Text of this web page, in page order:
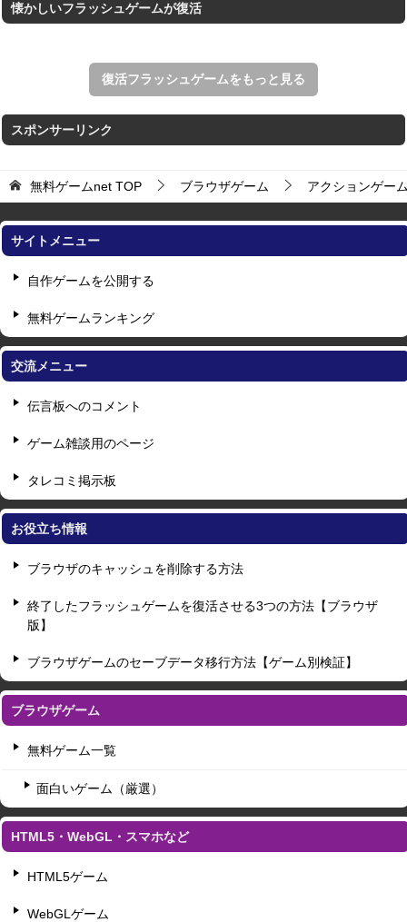
懐かしいフラッシュゲームが復活
復活フラッシュゲームをもっと見る
スポンサーリンク
無料ゲームnet TOP ブラウザゲーム アクションゲー
サイトメニュー
自作ゲームを公開する
無料ゲームランキング
交流メニュー
伝言板へのコメント
ゲーム雑談用のページ
タレコミ掲示板
お役立ち情報
ブラウザのキャッシュを削除する方法
終了したフラッシュゲームを復活させる3つの方法【ブラウザ
版】
ブラウザゲームのセーブデータ移行方法【ゲーム別検証】
ブラウザゲーム
無料ゲーム一覧
面白いゲーム（厳選）
HTML5・WebGL・スマホなど
HTML5ゲーム
WebGLゲーム